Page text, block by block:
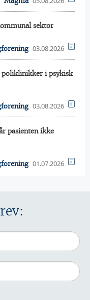
sektor
03.08.2026
i psykisk
03.08.2026
pasienten ikke
01.07.2026